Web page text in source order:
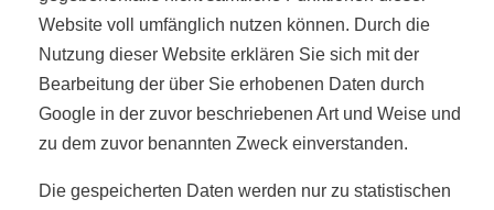
Website voll umfänglich nutzen können. Durch die
Nutzung dieser Website erklären Sie sich mit der
Bearbeitung der über Sie erhobenen Daten durch
Google in der zuvor beschriebenen Art und Weise und
zu dem zuvor benannten Zweck einverstanden.
Die gespeicherten Daten werden nur zu statistischen